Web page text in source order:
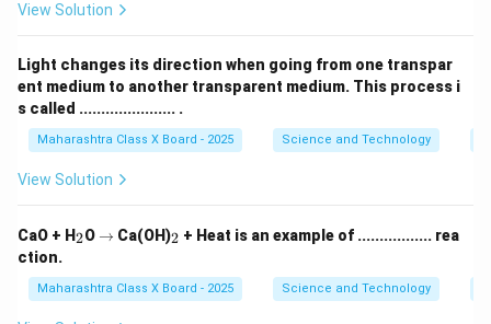
हा दृष्टीदोष म्हणजे
Download Solution in PDF
View Solution
Light changes its direction when going from one transpar
ent medium to another transparent medium. This process i
s called ...................... .
Maharashtra Class X Board - 2025 Science and Technology
View Solution
CaO + H_
2
2O
\r
ta
rr
→ Ca(OH)_
2
2 + Heat is an example of ................. rea
ction.
Maharashtra Class X Board - 2025 Science and Technology